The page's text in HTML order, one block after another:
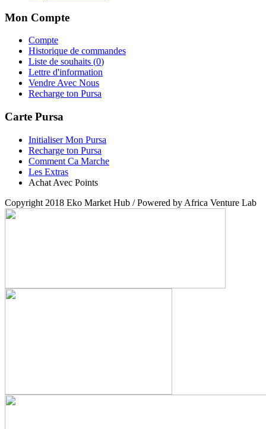
Mon Compte
Compte
Historique de commandes
Liste de souhaits (0)
Lettre d'information
Vendre Avec Nous
Recharge ton Pursa
Carte Pursa
Initialiser Mon Pursa
Recharge ton Pursa
Comment Ca Marche
Les Extras
Achat Avec Points
Copyright 2018 Eko Market Hub / Powered by Africa Venture Lab